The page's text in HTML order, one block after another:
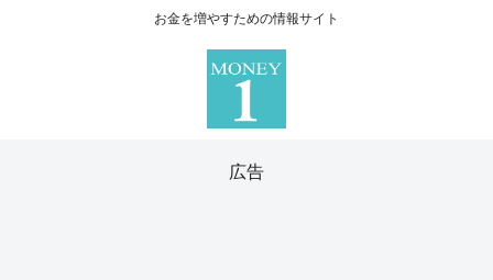
お金を増やすための情報サイト
広告